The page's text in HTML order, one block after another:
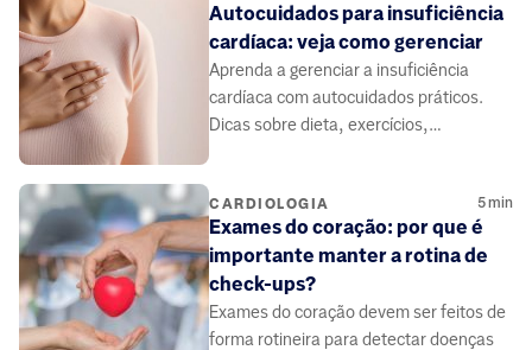
Autocuidados para insuficiência
cardíaca: veja como gerenciar
Aprenda a gerenciar a insuficiência
cardíaca com autocuidados práticos.
Dicas sobre dieta, exercícios,
CARDIOLOGIA 5min
Exames do coração: por que é
importante manter a rotina de
check-ups?
Exames do coração devem ser feitos de
forma rotineira para detectar doenças